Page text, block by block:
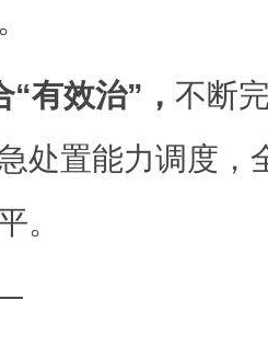
有效治”， 不断
处置能力调度，
。